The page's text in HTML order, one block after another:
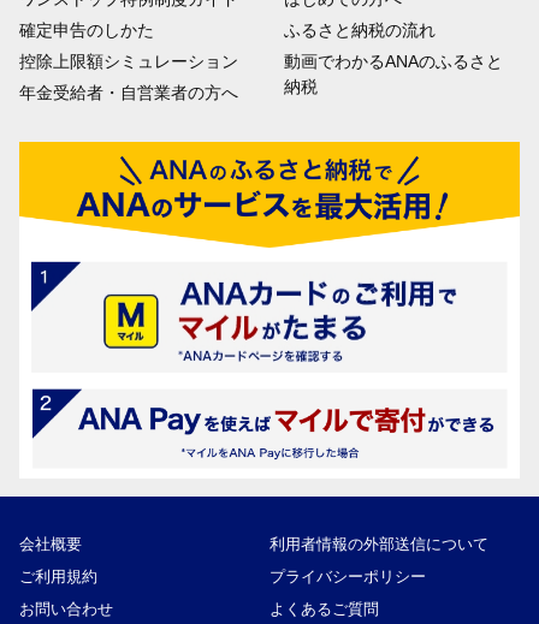
確定申告のしかた
控除上限額シミュレーション
年金受給者・自営業者の方へ
ふるさと納税の流れ
動画でわかるANAのふるさと
納税
会社概要
利用者情報の外部送信について
ご利用規約
プライバシーポリシー
お問い合わせ
よくあるご質問